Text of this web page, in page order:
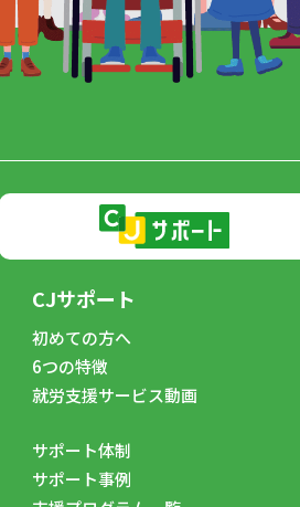
CJサポート
初めての方へ
6つの特徴
就労支援サービス動画
サポート体制
サポート事例